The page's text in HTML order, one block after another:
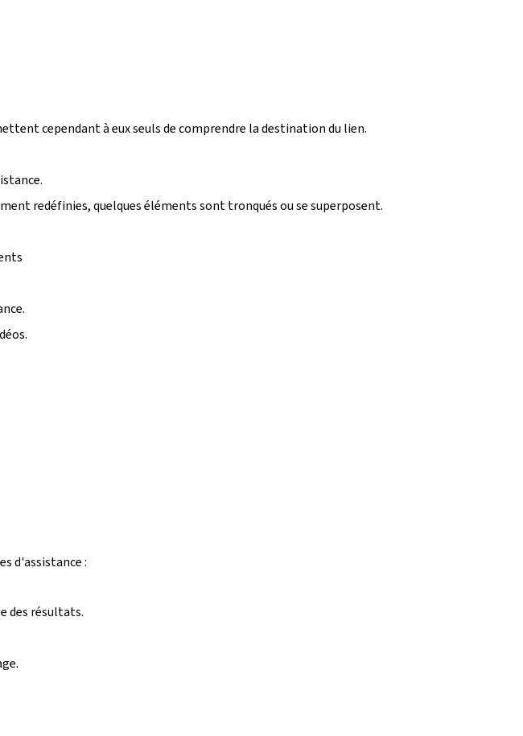
cependant à eux seuls de comprendre la destination du lien.
redéfinies, quelques éléments sont tronqués ou se superposent.
d'assistance :
des résultats.